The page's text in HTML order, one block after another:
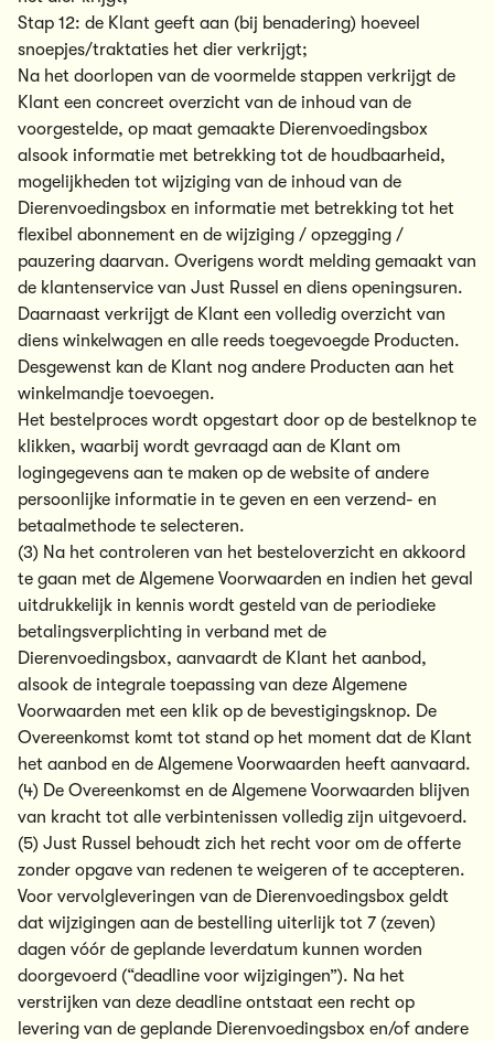
Stap 12: de Klant geeft aan (bij benadering) hoeveel
snoepjes/traktaties het dier verkrijgt;
Na het doorlopen van de voormelde stappen verkrijgt de
Klant een concreet overzicht van de inhoud van de
voorgestelde, op maat gemaakte Dierenvoedingsbox
alsook informatie met betrekking tot de houdbaarheid,
mogelijkheden tot wijziging van de inhoud van de
Dierenvoedingsbox en informatie met betrekking tot het
flexibel abonnement en de wijziging / opzegging /
pauzering daarvan. Overigens wordt melding gemaakt van
de klantenservice van Just Russel en diens openingsuren.
Daarnaast verkrijgt de Klant een volledig overzicht van
diens winkelwagen en alle reeds toegevoegde Producten.
Desgewenst kan de Klant nog andere Producten aan het
winkelmandje toevoegen.
Het bestelproces wordt opgestart door op de bestelknop te
klikken, waarbij wordt gevraagd aan de Klant om
logingegevens aan te maken op de website of andere
persoonlijke informatie in te geven en een verzend- en
betaalmethode te selecteren.
(3) Na het controleren van het besteloverzicht en akkoord
te gaan met de Algemene Voorwaarden en indien het geval
uitdrukkelijk in kennis wordt gesteld van de periodieke
betalingsverplichting in verband met de
Dierenvoedingsbox, aanvaardt de Klant het aanbod,
alsook de integrale toepassing van deze Algemene
Voorwaarden met een klik op de bevestigingsknop. De
Overeenkomst komt tot stand op het moment dat de Klant
het aanbod en de Algemene Voorwaarden heeft aanvaard.
(4) De Overeenkomst en de Algemene Voorwaarden blijven
van kracht tot alle verbintenissen volledig zijn uitgevoerd.
(5) Just Russel behoudt zich het recht voor om de offerte
zonder opgave van redenen te weigeren of te accepteren.
Voor vervolgleveringen van de Dierenvoedingsbox geldt
dat wijzigingen aan de bestelling uiterlijk tot 7 (zeven)
dagen vóór de geplande leverdatum kunnen worden
doorgevoerd (“deadline voor wijzigingen”). Na het
verstrijken van deze deadline ontstaat een recht op
levering van de geplande Dierenvoedingsbox en/of andere